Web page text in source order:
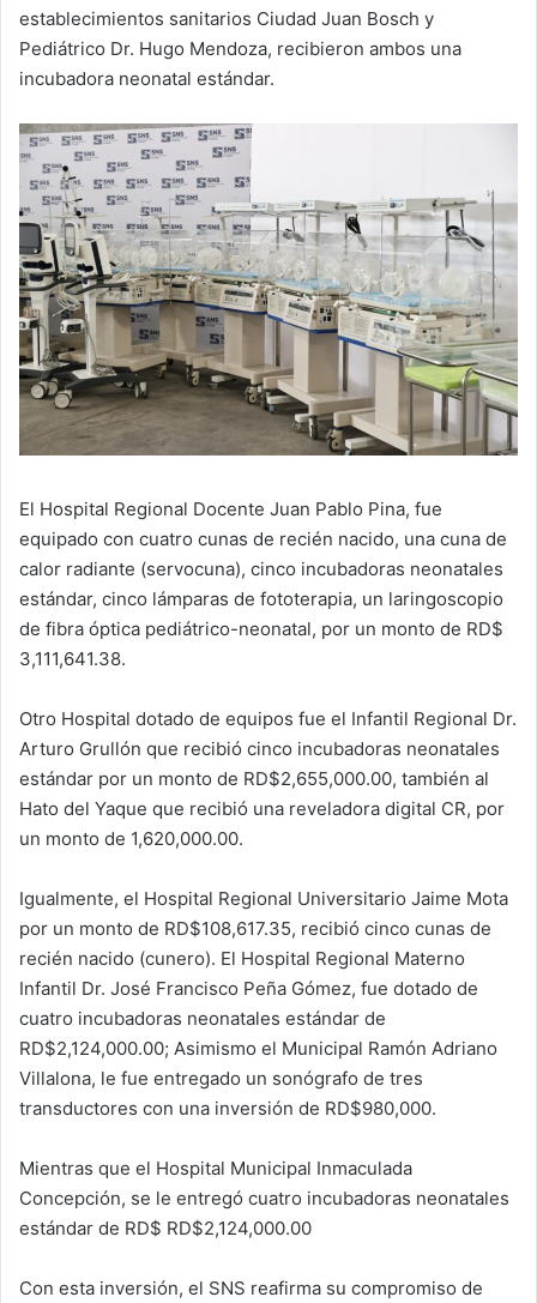
establecimientos sanitarios Ciudad Juan Bosch y
Pediátrico Dr. Hugo Mendoza, recibieron ambos una
incubadora neonatal estándar.
El Hospital Regional Docente Juan Pablo Pina, fue
equipado con cuatro cunas de recién nacido, una cuna de
calor radiante (servocuna), cinco incubadoras neonatales
estándar, cinco lámparas de fototerapia, un laringoscopio
de fibra óptica pediátrico-neonatal, por un monto de RD$
3,111,641.38.
Otro Hospital dotado de equipos fue el Infantil Regional Dr.
Arturo Grullón que recibió cinco incubadoras neonatales
estándar por un monto de RD$2,655,000.00, también al
Hato del Yaque que recibió una reveladora digital CR, por
un monto de 1,620,000.00.
Igualmente, el Hospital Regional Universitario Jaime Mota
por un monto de RD$108,617.35, recibió cinco cunas de
recién nacido (cunero). El Hospital Regional Materno
Infantil Dr. José Francisco Peña Gómez, fue dotado de
cuatro incubadoras neonatales estándar de
RD$2,124,000.00; Asimismo el Municipal Ramón Adriano
Villalona, le fue entregado un sonógrafo de tres
transductores con una inversión de RD$980,000.
Mientras que el Hospital Municipal Inmaculada
Concepción, se le entregó cuatro incubadoras neonatales
estándar de RD$ RD$2,124,000.00
Con esta inversión, el SNS reafirma su compromiso de